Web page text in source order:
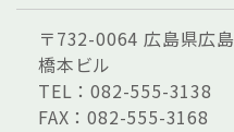
〒732-0064 広島県広
橋本ビル
TEL：082-555-3138
FAX：082-555-3168